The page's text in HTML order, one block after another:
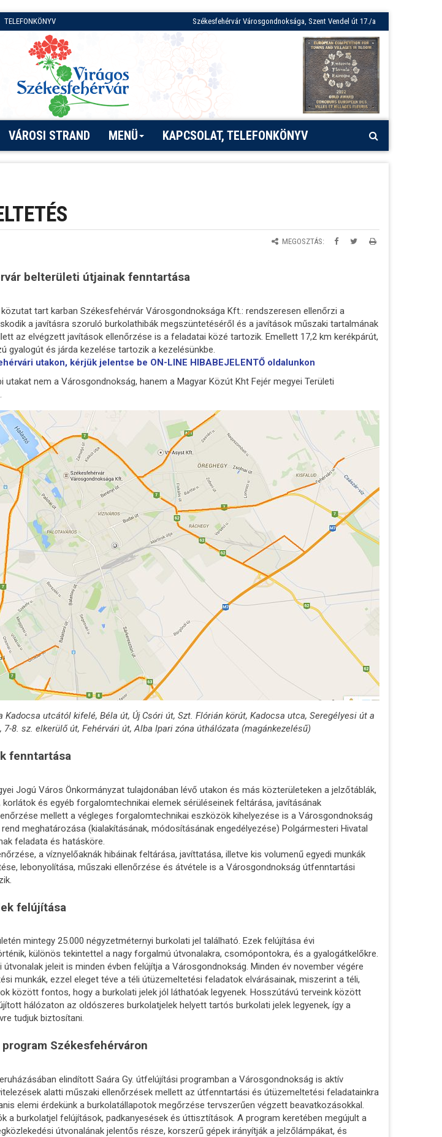
TELEFONKÖNYV Székesfehérvár Városgondnoksága, Szent Vendel út 17./a
VÁROSI STRAND MENÜ KAPCSOLAT, TELEFONKÖNYV
MEGOSZTÁS:
belterületi útjainak fenntartása
tart karban Székesfehérvár Városgondnoksága Kft.: rendszeresen ellenőrzi a
a javításra szoruló burkolathibák megszüntetéséről és a javítások műszaki tartalmának
az elvégzett javítások ellenőrzése is a feladatai közé tartozik. Emellett 17,2 km kerékpárút,
gyalogút és járda kezelése tartozik a kezelésünkbe.
utakon, kérjük jelentse be ON-LINE HIBABEJELENTŐ oldalunkon
utakat nem a Városgondnokság, hanem a Magyar Közút Kht Fejér megyei Területi
Kadocsa utcától kifelé, Béla út, Új Csóri út, Szt. Flórián körút, Kadocsa utca, Seregélyesi út a
8. sz. elkerülő út, Fehérvári út, Alba Ipari zóna úthálózata (magánkezelésű)
fenntartása
Jogú Város Önkormányzat tulajdonában lévő utakon és más közterületeken a jelzőtáblák,
és egyéb forgalomtechnikai elemek sérüléseinek feltárása, javításának
mellett a végleges forgalomtechnikai eszközök kihelyezése is a Városgondnokság
meghatározása (kialakításának, módosításának engedélyezése) Polgármesteri Hivatal
feladata és hatásköre.
a víznyelőaknák hibáinak feltárása, javíttatása, illetve kis volumenű egyedi munkák
lebonyolítása, műszaki ellenőrzése és átvétele is a Városgondnokság útfenntartási
felújítása
mintegy 25.000 négyzetméternyi burkolati jel található. Ezek felújítása évi
különös tekintettel a nagy forgalmú útvonalakra, csomópontokra, és a gyalogátkelőkre.
jeleit is minden évben felújítja a Városgondnokság. Minden év november végére
munkák, ezzel eleget téve a téli útüzemeltetési feladatok elvárásainak, miszerint a téli,
között fontos, hogy a burkolati jelek jól láthatóak legyenek. Hosszútávú terveink között
hálózaton az oldószeres burkolatjelek helyett tartós burkolati jelek legyenek, így a
tudjuk biztosítani.
program Székesfehérváron
elindított Saára Gy. útfelújítási programban a Városgondnokság is aktív
alatti műszaki ellenőrzések mellett az útfenntartási és útüzemeltetési feladatainkra
elemi érdekünk a burkolatállapotok megőrzése tervszerűen végzett beavatkozásokkal.
a burkolatjel felújítások, padkanyesések és úttisztítások. A program keretében megújult a
útvonalának jelentős része, korszerű gépek irányítják a jelzőlámpákat, és